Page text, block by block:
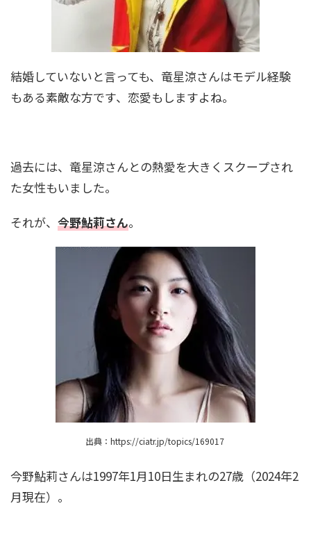
で緒方貞子とも親戚関係！
寺島しのぶの家系図｜尾上松也や松たか子との
関係は？祖父は人間国宝
家に生まれ広がる芸能の絆
菊池風磨の家系図がすごい！親戚には織田信長
も！？有名人に囲まれた家族構成とは
明石家さんまの家系図と家族構成！お笑い界の
レジェンドを支えた家族の絆とは？
DAIGOの家系図がすごい！祖父は元総理で親戚
に千葉雄大や有名政治家も！
黒柳徹子の家系図と家族構成！お嬢様だった？
結婚していないと言っても、竜星涼さんはモデル経験
もある素敵な方です、恋愛もしますよね。
過去には、竜星涼さんとの熱愛を大きくスクープされ
た女性もいました。
それが、 今野鮎莉さん。
出典：https://ciatr.jp/topics/169017
今野鮎莉さんは1997年1月10日生まれの27歳（2024年2
月現在）。